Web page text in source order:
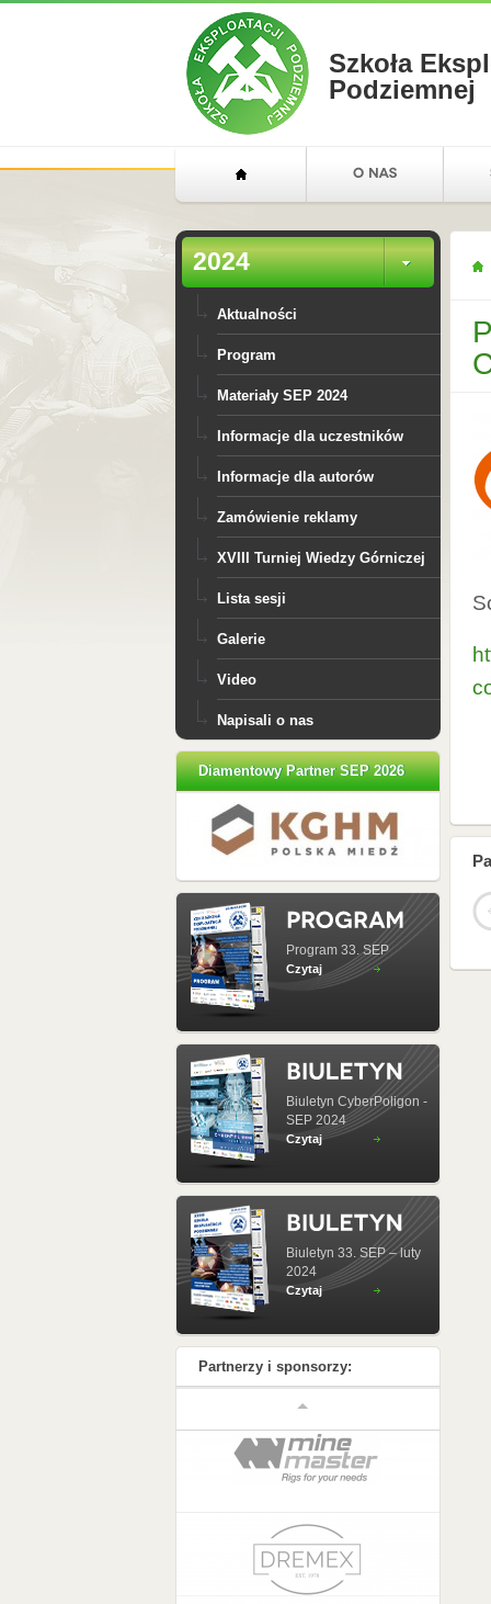
Szkoła
Podziemnej
2024
Aktualności
Program
Materiały SEP 2024
Informacje dla uczestników
Informacje dla autorów
Zamówienie reklamy
XVIII Turniej Wiedzy Górniczej
Lista sesji
Galerie
Video
Napisali o nas
Diamentowy Partner SEP 2026
Program 33. SEP
Czytaj
Biuletyn CyberPoligon -
SEP 2024
Czytaj
Biuletyn 33. SEP – luty
2024
Czytaj
Partnerzy i sponsorzy: